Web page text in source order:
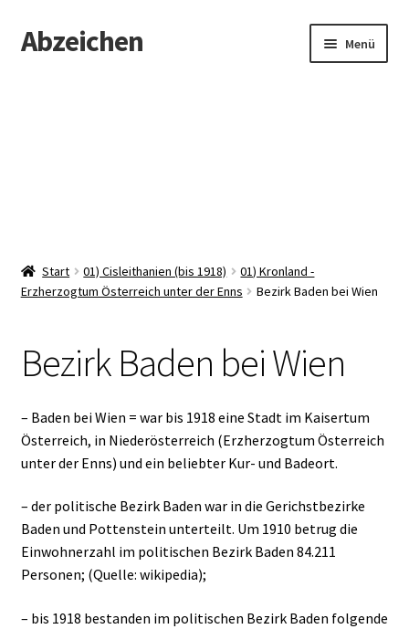
Zur
Navigation
Zum
Inhalt
Abzeichen Menü
Start 01) Cisleithanien (bis 1918)
01) Kronland -
Erzherzogtum Österreich unter der Enns
Bezirk Baden bei Wien
Bezirk Baden bei Wien
– Baden bei Wien = war bis 1918 eine Stadt im Kaisertum
Österreich, in Niederösterreich (Erzherzogtum Österreich
unter der Enns) und ein beliebter Kur- und Badeort.
– der politische Bezirk Baden war in die Gerichstbezirke
Baden und Pottenstein unterteilt. Um 1910 betrug die
Einwohnerzahl im politischen Bezirk Baden 84.211
Personen; (Quelle: wikipedia);
– bis 1918 bestanden im politischen Bezirk Baden folgende